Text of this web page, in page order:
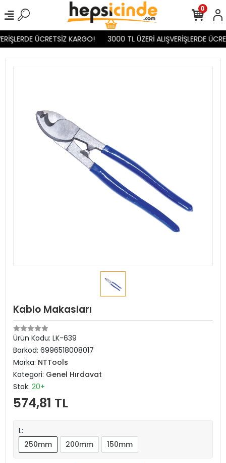
ÜCRETSİZ KARGO! 3000 TL ÜZERİ ALIŞVERİŞLERDE
0
Kablo Makasları
Ürün Kodu: LK-639
Barkod: 6996518008017
Marka: NTTools
Kategori: Genel Hırdavat
Stok: 20+
574,81 TL
L:
250mm
200mm 150mm